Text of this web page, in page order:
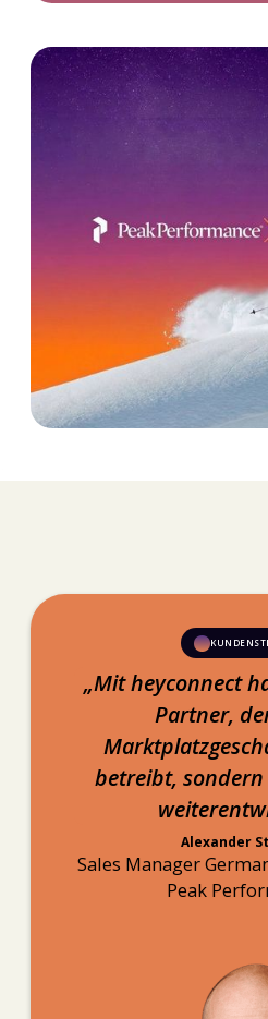
„Mitheyconnect
Partner,
betreibt,
Alexander
Sales Manager
Peak